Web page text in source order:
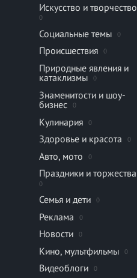
Искусство и творчество
0
Социальные темы 0
Происшествия 0
Природные явления и
катаклизмы
0
Знаменитости и шоу-
бизнес
0
Кулинария 0
Здоровье и красота 0
Авто, мото 0
Праздники и торжества
0
Семья и дети 0
Реклама 0
Новости 0
Кино, мультфильмы 0
Видеоблоги 0